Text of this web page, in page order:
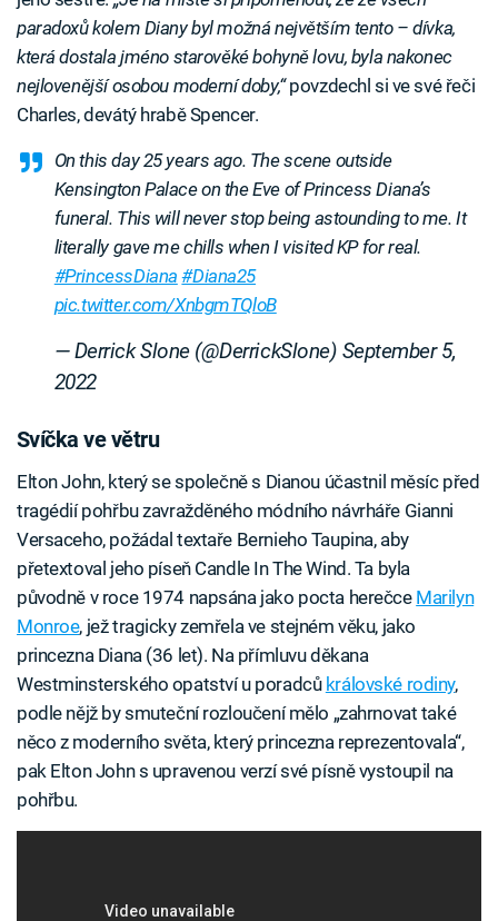
paradoxů kolem Diany byl možná největším tento – dívka,
která dostala jméno starověké bohyně lovu, byla nakonec
nejlovenější osobou moderní doby,“povzdechl si ve své řeči
Charles, devátý hrabě Spencer.
On this day 25 years ago. The scene outside
Kensington Palace on the Eve of Princess Diana’s
funeral. This will never stop being astounding to me. It
literally gave me chills when I visited KP for real.
#PrincessDiana #Diana25
pic.twitter.com/XnbgmTQloB
— Derrick Slone (@DerrickSlone) September 5,
2022
Svíčka ve větru
Elton John, který se společně s Dianou účastnil měsíc před
tragédií pohřbu zavražděného módního návrháře Gianni
Versaceho, požádal textaře Bernieho Taupina, aby
přetextoval jeho píseň Candle In The Wind. Ta byla
původně v roce 1974 napsána jako pocta herečce Marilyn
Monroe, jež tragicky zemřela ve stejném věku, jako
princezna Diana (36 let). Na přímluvu děkana
Westminsterského opatství u poradců královské rodiny,
podle nějž by smuteční rozloučení mělo „zahrnovat také
něco z moderního světa, který princezna reprezentovala“,
pak Elton John s upravenou verzí své písně vystoupil na
pohřbu.